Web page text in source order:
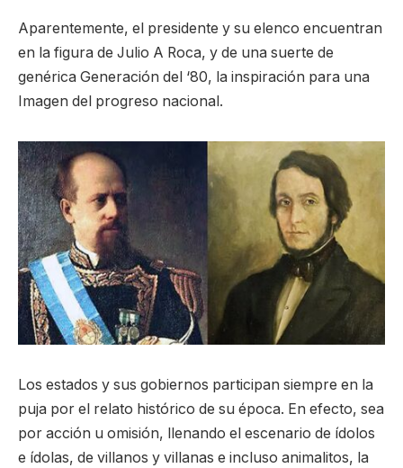
Aparentemente, el presidente y su elenco encuentran
en la figura de Julio A Roca, y de una suerte de
genérica Generación del ‘80, la inspiración para una
Imagen del progreso nacional.
Los estados y sus gobiernos participan siempre en la
puja por el relato histórico de su época. En efecto, sea
por acción u omisión, llenando el escenario de ídolos
e ídolas, de villanos y villanas e incluso animalitos, la